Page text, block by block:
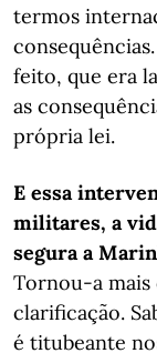
termos
feito, que era
as
própria lei.
E essa
militares, a
segura a
Tornou-a mais
clarificação.
é titubeante